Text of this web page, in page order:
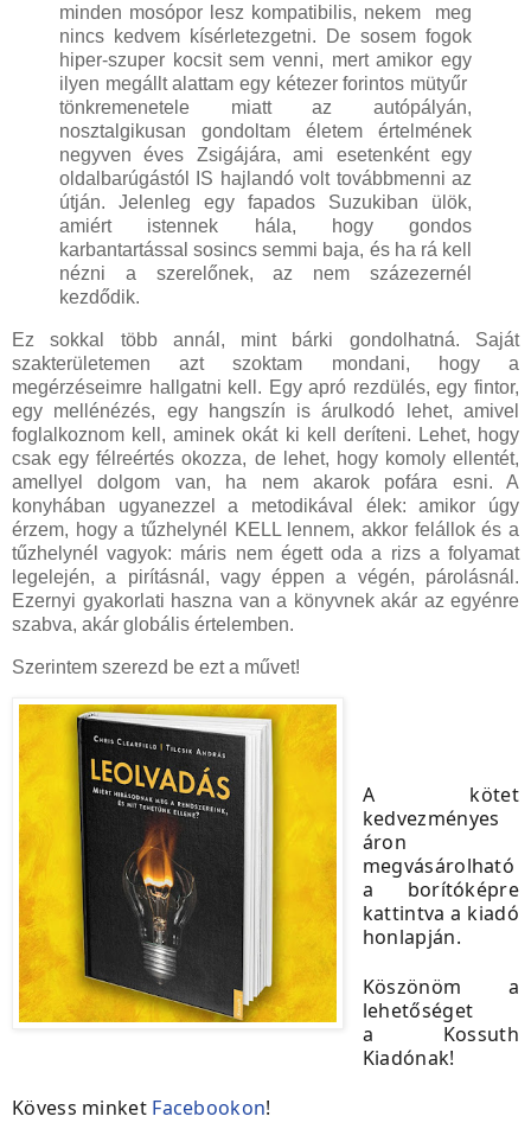
minden mosópor lesz kompatibilis, nekem meg
nincs kedvem kísérletezgetni. De sosem fogok
hiper-szuper kocsit sem venni, mert amikor egy
ilyen megállt alattam egy kétezer forintos mütyűr
tönkremenetele miatt az autópályán,
nosztalgikusan gondoltam életem értelmének
negyven éves Zsigájára, ami esetenként egy
oldalbarúgástól IS hajlandó volt továbbmenni az
útján. Jelenleg egy fapados Suzukiban ülök,
amiért istennek hála, hogy gondos
karbantartással sosincs semmi baja, és ha rá kell
nézni a szerelőnek, az nem százezernél
kezdődik.
Ez sokkal több annál, mint bárki gondolhatná. Saját
szakterületemen azt szoktam mondani, hogy a
megérzéseimre hallgatni kell. Egy apró rezdülés, egy fintor,
egy mellénézés, egy hangszín is árulkodó lehet, amivel
foglalkoznom kell, aminek okát ki kell deríteni. Lehet, hogy
csak egy félreértés okozza, de lehet, hogy komoly ellentét,
amellyel dolgom van, ha nem akarok pofára esni. A
konyhában ugyanezzel a metodikával élek: amikor úgy
érzem, hogy a tűzhelynél KELL lennem, akkor felállok és a
tűzhelynél vagyok: máris nem égett oda a rizs a folyamat
legelején, a pirításnál, vagy éppen a végén, párolásnál.
Ezernyi gyakorlati haszna van a könyvnek akár az egyénre
szabva, akár globális értelemben.
Szerintem szerezd be ezt a művet!
A kötet
kedvezményes
áron
megvásárolható
a borítóképre
kattintva a kiadó
honlapján.
Köszönöm a
lehetőséget
a Kossuth
Kiadónak!
Kövess minket Facebookon!